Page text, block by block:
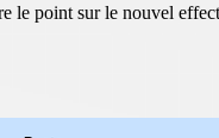
point sur le nouvel